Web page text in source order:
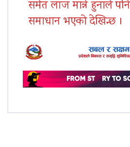
समेत लाज मान्ने हुनाले
समाधान भएको देखिन्छ ।